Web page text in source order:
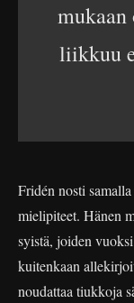
liikkuu
Fridén nosti
mielipiteet. Hänen
syistä, joiden
kuitenkaan
noudattaa tiukkoja